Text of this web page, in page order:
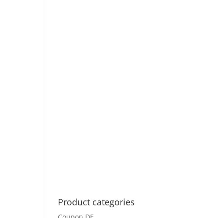
Product categories